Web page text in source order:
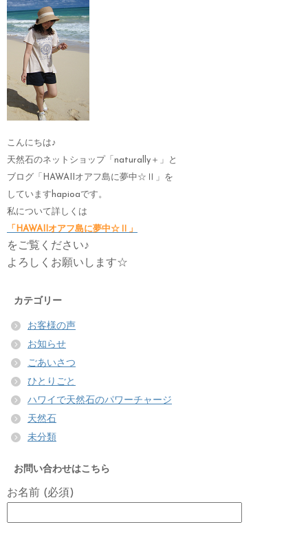
こんにちは♪
天然石のネットショップ「naturally＋」と
ブログ「HAWAIIオアフ島に夢中☆Ⅱ」を
していますhapioaです。
私について詳しくは
「HAWAIIオアフ島に夢中☆Ⅱ」
をご覧ください♪
よろしくお願いします☆
カテゴリー
お客様の声
お知らせ
ごあいさつ
ひとりごと
ハワイで天然石のパワーチャージ
天然石
未分類
お問い合わせはこちら
お名前 (必須)